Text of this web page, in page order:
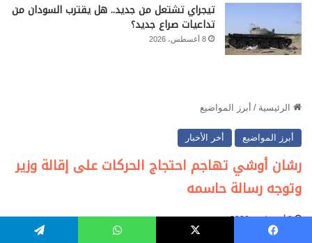
تيجراي تشتعل من جديد.. هل يقترب السودان من
تداعيات صراع جديد؟
8 أغسطس، 2026